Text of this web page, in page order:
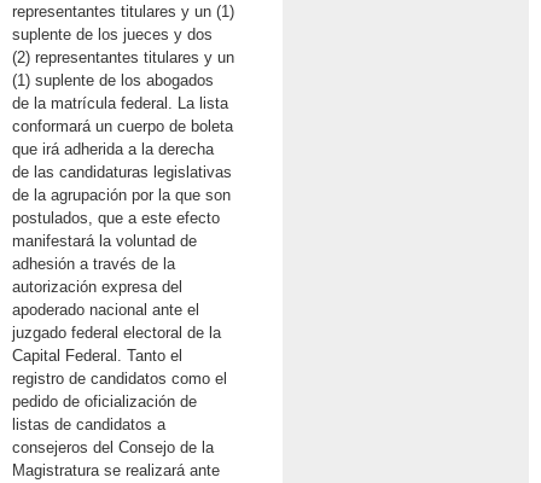
representantes titulares y un (1)
suplente de los jueces y dos
(2) representantes titulares y un
(1) suplente de los abogados
de la matrícula federal. La lista
conformará un cuerpo de boleta
que irá adherida a la derecha
de las candidaturas legislativas
de la agrupación por la que son
postulados, que a este efecto
manifestará la voluntad de
adhesión a través de la
autorización expresa del
apoderado nacional ante el
juzgado federal electoral de la
Capital Federal. Tanto el
registro de candidatos como el
pedido de oficialización de
listas de candidatos a
consejeros del Consejo de la
Magistratura se realizará ante